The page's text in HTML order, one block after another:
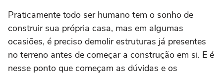
Praticamente todo ser humano tem o sonho de
construir sua própria casa, mas em algumas
ocasiões, é preciso demolir estruturas já presentes
no terreno antes de começar a construção em si. E é
nesse ponto que começam as dúvidas e os